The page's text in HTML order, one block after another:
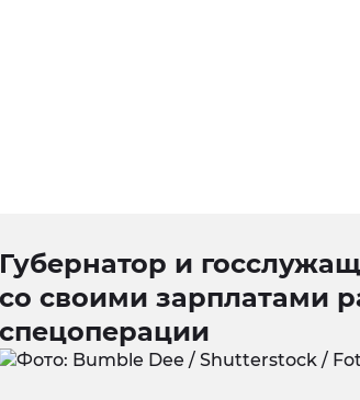
Губернатор и
со своими зарплатами
спецоперации